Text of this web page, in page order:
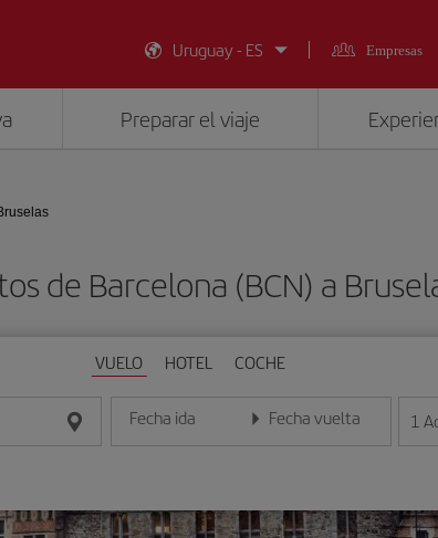
Uruguay - ES
Empresas
Preparar el viaje
de Barcelona (BCN) a
VUELO HOTEL COCHE
Fecha ida
Introduce la fecha en formato día/mes/año
Fecha vuelta
Introduce la fecha en 1